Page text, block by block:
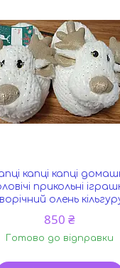
капці капці
прикольні
олень
850 ₴
Готово до відправки